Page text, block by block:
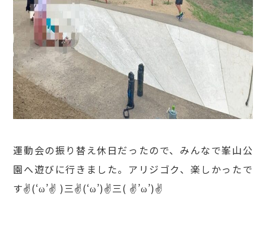
運動会の振り替え休日だったので、みんなで峯山公
園へ遊びに行きました。アリジゴク、楽しかったで
す✌(‘ω’✌ )三✌(‘ω’)✌三( ✌’ω’)✌